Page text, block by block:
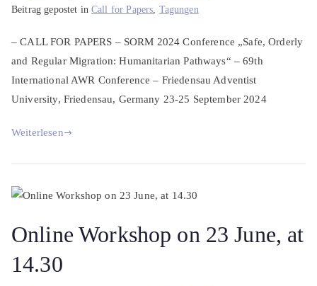
Beitrag gepostet inCall for Papers Tagungen
– CALL FOR PAPERS – SORM 2024 Conference „Safe, Orderly
and Regular Migration: Humanitarian Pathways“ – 69th
International AWR Conference – Friedensau Adventist
University, Friedensau, Germany 23-25 September 2024
Weiterlesen
Online Workshop on 23 June, at
14.30